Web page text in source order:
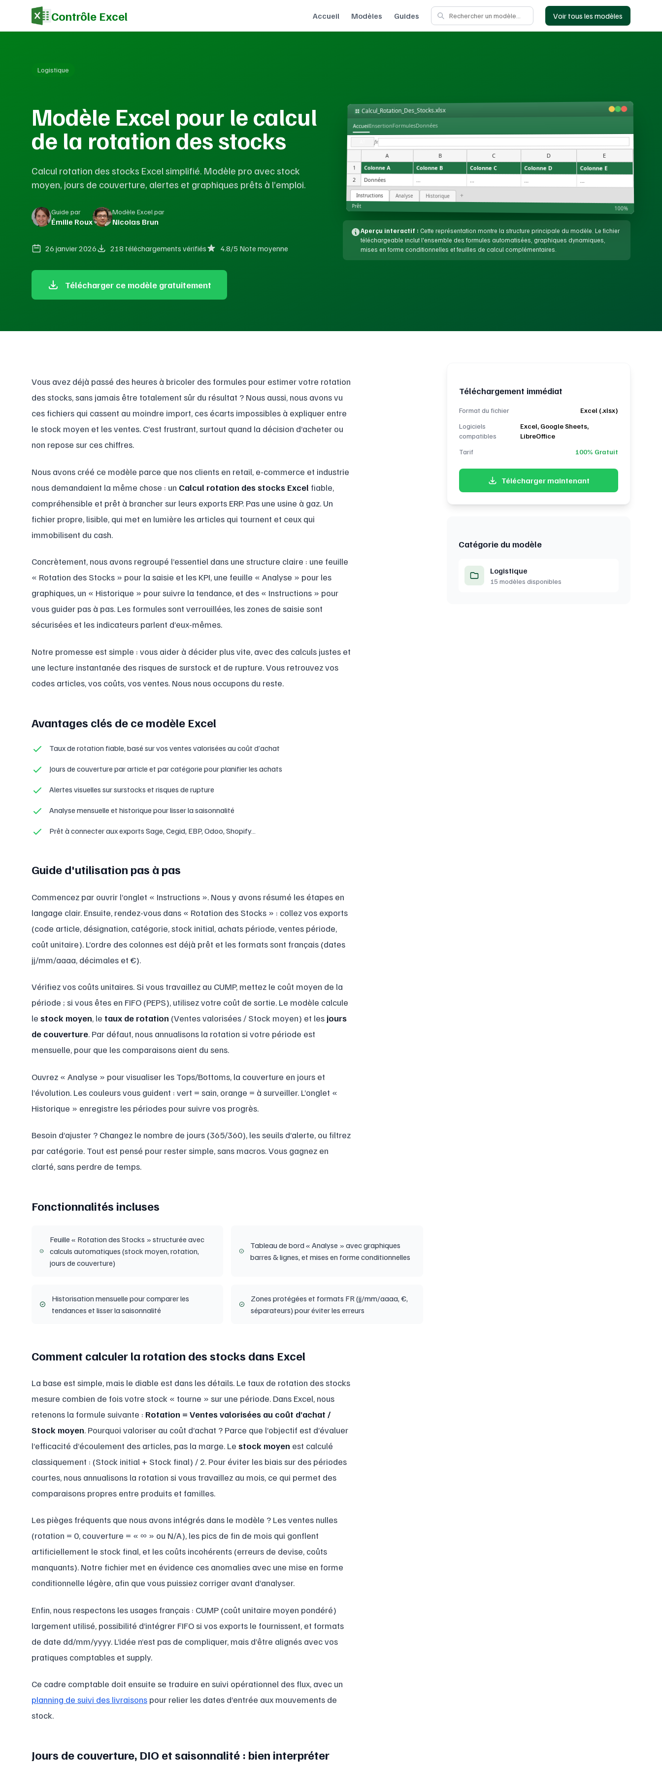
Contrôle Excel Accueil Modèles Guides Voir tous les modèles
Logistique
Modèle Excel pour le calcul
de la rotation des stocks
Calcul rotation des stocks Excel simplifié. Modèle pro avec stock
moyen, jours de couverture, alertes et graphiques prêts à l’emploi.
Guide par
Émilie Roux
Modèle Excel par
Nicolas Brun
26 janvier 2026 218 téléchargements vérifiés 4.8/5 Note moyenne
Télécharger ce modèle gratuitement
Calcul_Rotation_Des_Stocks.xlsx
AccueilInsertionFormulesDonnées
fx
A B C D E
1 Colonne A Colonne B Colonne C Colonne D Colonne E
2 Données ... ... ... ...
Instructions Analyse Historique +
Prêt 100%
Aperçu interactif : Cette représentation montre la structure principale du modèle. Le fichier
téléchargeable inclut l'ensemble des formules automatisées, graphiques dynamiques,
mises en forme conditionnelles et feuilles de calcul complémentaires.
Vous avez déjà passé des heures à bricoler des formules pour estimer votre rotation
des stocks, sans jamais être totalement sûr du résultat ? Nous aussi, nous avons vu
ces fichiers qui cassent au moindre import, ces écarts impossibles à expliquer entre
le stock moyen et les ventes. C’est frustrant, surtout quand la décision d’acheter ou
non repose sur ces chiffres.
Nous avons créé ce modèle parce que nos clients en retail, e-commerce et industrie
nous demandaient la même chose : un Calcul rotation des stocks Excel fiable,
compréhensible et prêt à brancher sur leurs exports ERP. Pas une usine à gaz. Un
fichier propre, lisible, qui met en lumière les articles qui tournent et ceux qui
immobilisent du cash.
Concrètement, nous avons regroupé l’essentiel dans une structure claire : une feuille
« Rotation des Stocks » pour la saisie et les KPI, une feuille « Analyse » pour les
graphiques, un « Historique » pour suivre la tendance, et des « Instructions » pour
vous guider pas à pas. Les formules sont verrouillées, les zones de saisie sont
sécurisées et les indicateurs parlent d’eux-mêmes.
Notre promesse est simple : vous aider à décider plus vite, avec des calculs justes et
une lecture instantanée des risques de surstock et de rupture. Vous retrouvez vos
codes articles, vos coûts, vos ventes. Nous nous occupons du reste.
Avantages clés de ce modèle Excel
Taux de rotation fiable, basé sur vos ventes valorisées au coût d’achat
Jours de couverture par article et par catégorie pour planifier les achats
Alertes visuelles sur surstocks et risques de rupture
Analyse mensuelle et historique pour lisser la saisonnalité
Prêt à connecter aux exports Sage, Cegid, EBP, Odoo, Shopify…
Guide d'utilisation pas à pas
Commencez par ouvrir l’onglet « Instructions ». Nous y avons résumé les étapes en
langage clair. Ensuite, rendez-vous dans « Rotation des Stocks » : collez vos exports
(code article, désignation, catégorie, stock initial, achats période, ventes période,
coût unitaire). L’ordre des colonnes est déjà prêt et les formats sont français (dates
jj/mm/aaaa, décimales et €).
Vérifiez vos coûts unitaires. Si vous travaillez au CUMP, mettez le coût moyen de la
période ; si vous êtes en FIFO (PEPS), utilisez votre coût de sortie. Le modèle calcule
le stock moyen, le taux de rotation (Ventes valorisées / Stock moyen) et les jours
de couverture. Par défaut, nous annualisons la rotation si votre période est
mensuelle, pour que les comparaisons aient du sens.
Ouvrez « Analyse » pour visualiser les Tops/Bottoms, la couverture en jours et
l’évolution. Les couleurs vous guident : vert = sain, orange = à surveiller. L’onglet «
Historique » enregistre les périodes pour suivre vos progrès.
Besoin d’ajuster ? Changez le nombre de jours (365/360), les seuils d’alerte, ou filtrez
par catégorie. Tout est pensé pour rester simple, sans macros. Vous gagnez en
clarté, sans perdre de temps.
Fonctionnalités incluses
Feuille « Rotation des Stocks » structurée avec
calculs automatiques (stock moyen, rotation,
jours de couverture)
Tableau de bord « Analyse » avec graphiques
barres & lignes, et mises en forme conditionnelles
Historisation mensuelle pour comparer les
tendances et lisser la saisonnalité
Zones protégées et formats FR (jj/mm/aaaa, €,
séparateurs) pour éviter les erreurs
Comment calculer la rotation des stocks dans Excel
La base est simple, mais le diable est dans les détails. Le taux de rotation des stocks
mesure combien de fois votre stock « tourne » sur une période. Dans Excel, nous
retenons la formule suivante : Rotation = Ventes valorisées au coût d’achat /
Stock moyen. Pourquoi valoriser au coût d’achat ? Parce que l’objectif est d’évaluer
l’efficacité d’écoulement des articles, pas la marge. Le stock moyen est calculé
classiquement : (Stock initial + Stock final) / 2. Pour éviter les biais sur des périodes
courtes, nous annualisons la rotation si vous travaillez au mois, ce qui permet des
comparaisons propres entre produits et familles.
Les pièges fréquents que nous avons intégrés dans le modèle ? Les ventes nulles
(rotation = 0, couverture = « ∞ » ou N/A), les pics de fin de mois qui gonflent
artificiellement le stock final, et les coûts incohérents (erreurs de devise, coûts
manquants). Notre fichier met en évidence ces anomalies avec une mise en forme
conditionnelle légère, afin que vous puissiez corriger avant d’analyser.
Enfin, nous respectons les usages français : CUMP (coût unitaire moyen pondéré)
largement utilisé, possibilité d’intégrer FIFO si vos exports le fournissent, et formats
de date dd/mm/yyyy. L’idée n’est pas de compliquer, mais d’être alignés avec vos
pratiques comptables et supply.
Ce cadre comptable doit ensuite se traduire en suivi opérationnel des flux, avec un
planning de suivi des livraisons pour relier les dates d’entrée aux mouvements de
stock.
Jours de couverture, DIO et saisonnalité : bien interpréter
Téléchargement immédiat
Format du fichier
Excel (.xlsx)
Logiciels
compatibles
Excel, Google Sheets,
LibreOffice
Tarif
100% Gratuit
Télécharger maintenant
Catégorie du modèle
Logistique
15 modèles disponibles